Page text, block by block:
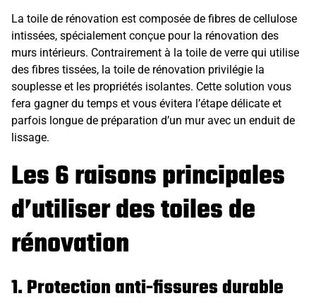
La toile de rénovation est composée de fibres de cellulose
intissées, spécialement conçue pour la rénovation des
murs intérieurs. Contrairement à la toile de verre qui utilise
des fibres tissées, la toile de rénovation privilégie la
souplesse et les propriétés isolantes. Cette solution vous
fera gagner du temps et vous évitera l’étape délicate et
parfois longue de préparation d’un mur avec un enduit de
lissage.
Les 6 raisons principales
d’utiliser des toiles de
rénovation
1. Protection anti-fissures durable